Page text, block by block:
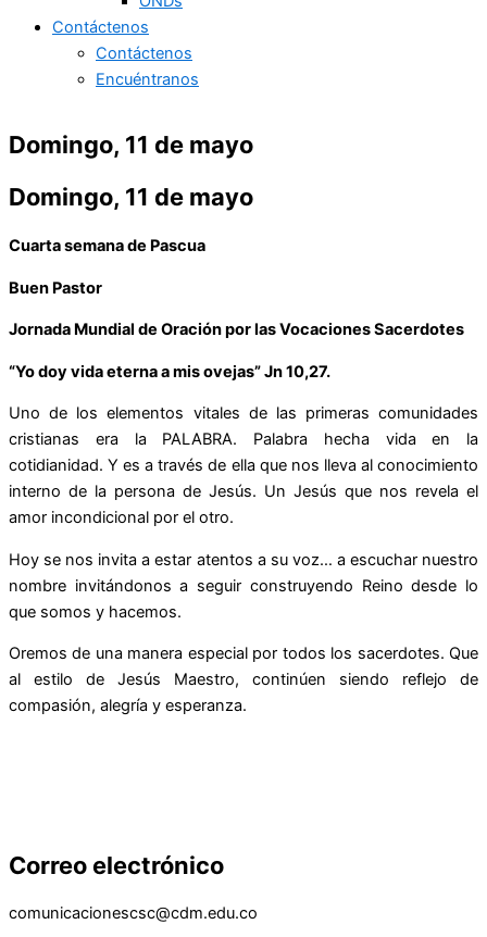
Contáctenos
Contáctenos
Encuéntranos
Domingo, 11 de mayo
Domingo, 11 de mayo
Cuarta semana de Pascua
Buen Pastor
Jornada Mundial de Oración por las Vocaciones Sacerdotes
“Yo doy vida eterna a mis ovejas” Jn 10,27.
Uno de los elementos vitales de las primeras comunidades
cristianas era la PALABRA. Palabra hecha vida en la
cotidianidad. Y es a través de ella que nos lleva al conocimiento
interno de la persona de Jesús. Un Jesús que nos revela el
amor incondicional por el otro.
Hoy se nos invita a estar atentos a su voz… a escuchar nuestro
nombre invitándonos a seguir construyendo Reino desde lo
que somos y hacemos.
Oremos de una manera especial por todos los sacerdotes. Que
al estilo de Jesús Maestro, continúen siendo reflejo de
compasión, alegría y esperanza.
Correo electrónico
comunicacionescsc@cdm.edu.co